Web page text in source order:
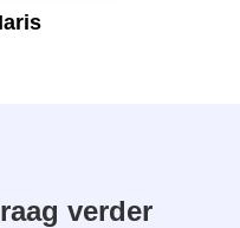
verder